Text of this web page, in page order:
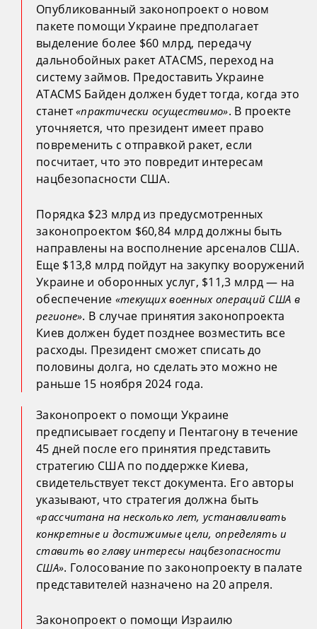
Опубликованный законопроект о новом
пакете помощи Украине предполагает
выделение более $60 млрд, передачу
дальнобойных ракет ATACMS, переход на
систему займов. Предоставить Украине
ATACMS Байден должен будет тогда, когда это
станет«практически осуществимо». В проекте
уточняется, что президент имеет право
повременить с отправкой ракет, если
посчитает, что это повредит интересам
нацбезопасности США.
Порядка $23 млрд из предусмотренных
законопроектом $60,84 млрд должны быть
направлены на восполнение арсеналов США.
Еще $13,8 млрд пойдут на закупку вооружений
Украине и оборонных услуг, $11,3 млрд — на
обеспечение «текущих военных операций США в
регионе». В случае принятия законопроекта
Киев должен будет позднее возместить все
расходы. Президент сможет списать до
половины долга, но сделать это можно не
раньше 15 ноября 2024 года.
Законопроект о помощи Украине
предписывает госдепу и Пентагону в течение
45 дней после его принятия представить
стратегию США по поддержке Киева,
свидетельствует текст документа. Его авторы
указывают, что стратегия должна быть
«рассчитана на несколько лет, устанавливать
конкретные и достижимые цели, определять и
ставить во главу интересы нацбезопасности
США». Голосование по законопроекту в палате
представителей назначено на 20 апреля.
Законопроект о помощи Израилю